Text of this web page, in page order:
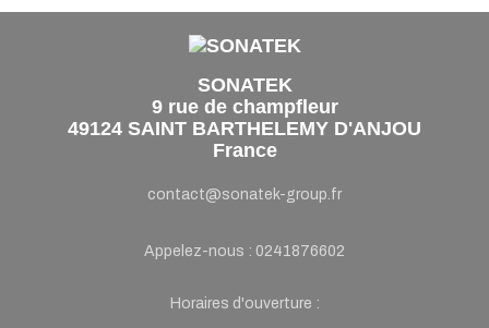
SONATEK
9 rue de champfleur
49124 SAINT BARTHELEMY D'ANJOU
France
contact@sonatek-group.fr
Appelez-nous : 0241876602
Horaires d'ouverture :